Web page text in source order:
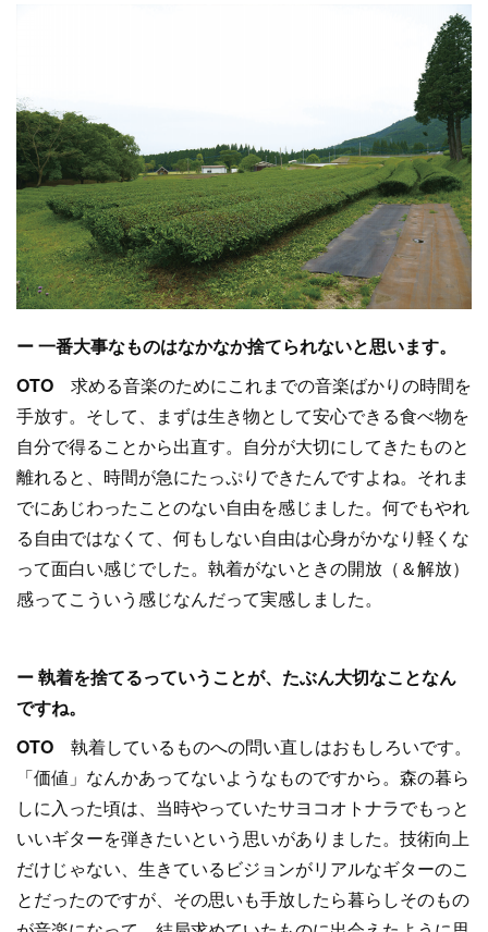
ー 一番大事なものはなかなか捨てられないと思います。
OTO 求める音楽のためにこれまでの音楽ばかりの時間を
手放す。そして、まずは生き物として安心できる食べ物を
自分で得ることから出直す。自分が大切にしてきたものと
離れると、時間が急にたっぷりできたんですよね。それま
でにあじわったことのない自由を感じました。何でもやれ
る自由ではなくて、何もしない自由は心身がかなり軽くな
って面白い感じでした。執着がないときの開放（＆解放）
感ってこういう感じなんだって実感しました。
ー 執着を捨てるっていうことが、たぶん大切なことなん
ですね。
OTO 執着しているものへの問い直しはおもしろいです。
「価値」なんかあってないようなものですから。森の暮ら
しに入った頃は、当時やっていたサヨコオトナラでもっと
いいギターを弾きたいという思いがありました。技術向上
だけじゃない、生きているビジョンがリアルなギターのこ
とだったのですが、その思いも手放したら暮らしそのもの